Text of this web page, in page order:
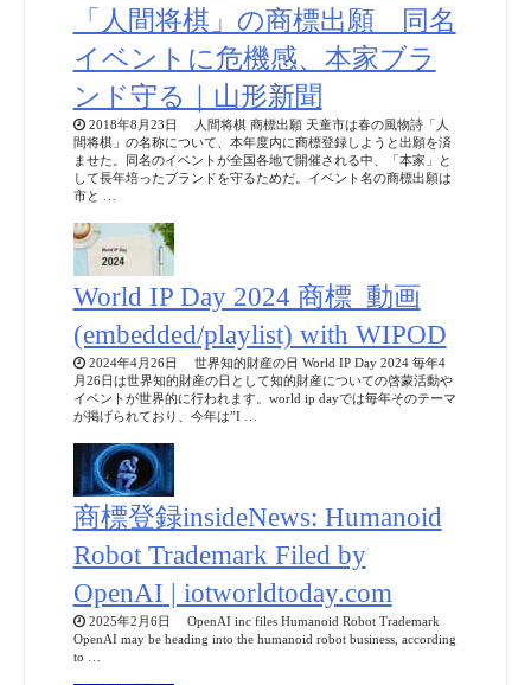
「人間将棋」の商標出願 同名
イベントに危機感、本家ブラ
ンド守る｜山形新聞
2018年8月23日 人間将棋 商標出願 天童市は春の風物詩「人
間将棋」の名称について、本年度内に商標登録しようと出願を済
ませた。同名のイベントが全国各地で開催される中、「本家」と
して長年培ったブランドを守るためだ。イベント名の商標出願は
市と …
World IP Day 2024 商標_動画
(embedded/playlist) with WIPOD
2024年4月26日 世界知的財産の日 World IP Day 2024 毎年4
月26日は世界知的財産の日として知的財産についての啓蒙活動や
イベントが世界的に行われます。world ip dayでは毎年そのテーマ
が掲げられており、今年は”I …
商標登録insideNews: Humanoid
Robot Trademark Filed by
OpenAI | iotworldtoday.com
2025年2月6日 OpenAI inc files Humanoid Robot Trademark
OpenAI may be heading into the humanoid robot business, according
to …